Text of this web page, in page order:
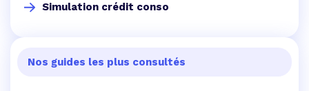
Simulation crédit conso
Nos guides les plus consultés